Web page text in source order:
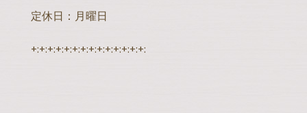
定休日：月曜日
+:+:+:+:+:+:+:+:+:+:+:+:+:+: